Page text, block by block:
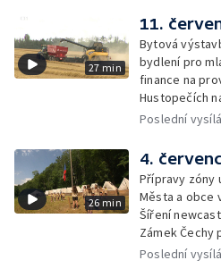
27 min
11.
Bytová
bydlení pro
finance na
Hustopečích
nehod v létě —
Poslední
26 min
4.
Přípravy zóny
Města a obce
Šíření
Zámek Čechy
— Začíná
Poslední